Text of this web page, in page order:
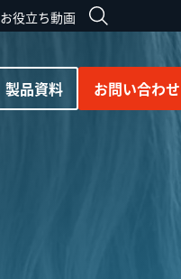
お役立ち動画
製品資料 お問い合わせ